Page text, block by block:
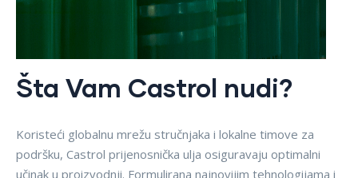
Šta Vam Castrol nudi?
Koristeći globalnu mrežu stručnjaka i lokalne timove za
podršku, Castrol prijenosnička ulja osiguravaju optimalni
učinak u proizvodnji. Formulirana najnovijim tehnologijama i